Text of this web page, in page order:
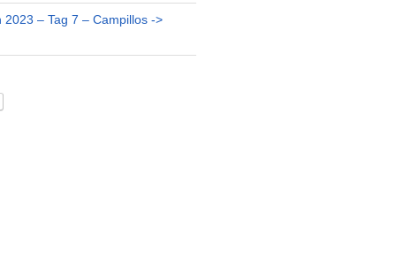
2023 – Tag 7 – Campillos ->